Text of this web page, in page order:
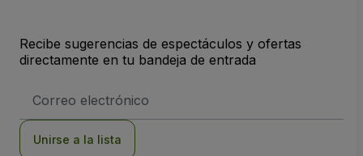
Recibe sugerencias de espectáculos y ofertas
directamente en tu bandeja de entrada
de
Unirse a la lista